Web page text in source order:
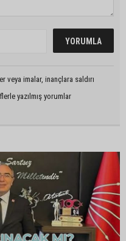
imalar, inançlara saldırı
yazılmış yorumlar